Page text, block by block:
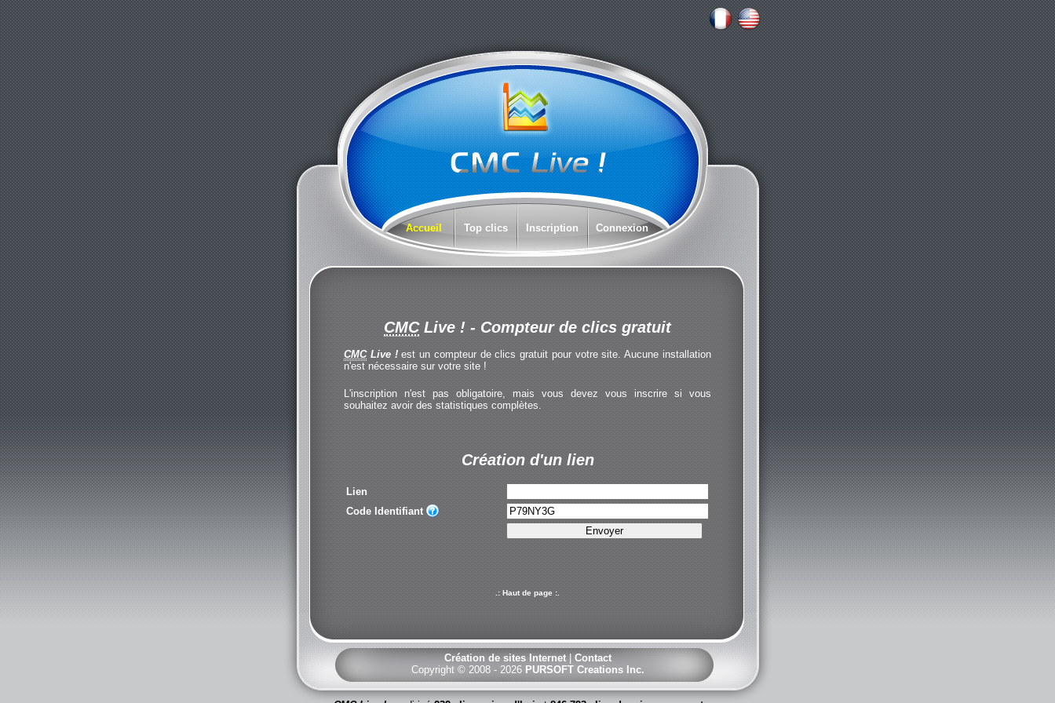
Accueil Top clics Inscription Connexion
CMCLive ! - Compteur de clics gratuit
CMCLive !est un compteur de clics gratuit pour votre site. Aucune installation
n'est nécessaire sur votre site !
L'inscription n'est pas obligatoire, mais vous devez vous inscrire si vous
souhaitez avoir des statistiques complètes.
Création d'un lien
Lien
Code Identifiant
.: Haut de page :.
Création de sites Internet| Contact
Copyright © 2008 - 2026 PURSOFT Creations Inc.